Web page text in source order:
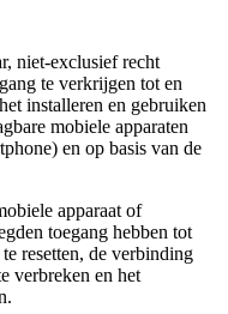
niet-exclusief recht
te verkrijgen tot en
installeren en gebruiken
mobiele apparaten
en op basis van de
apparaat of
toegang hebben tot
resetten, de verbinding
verbreken en het